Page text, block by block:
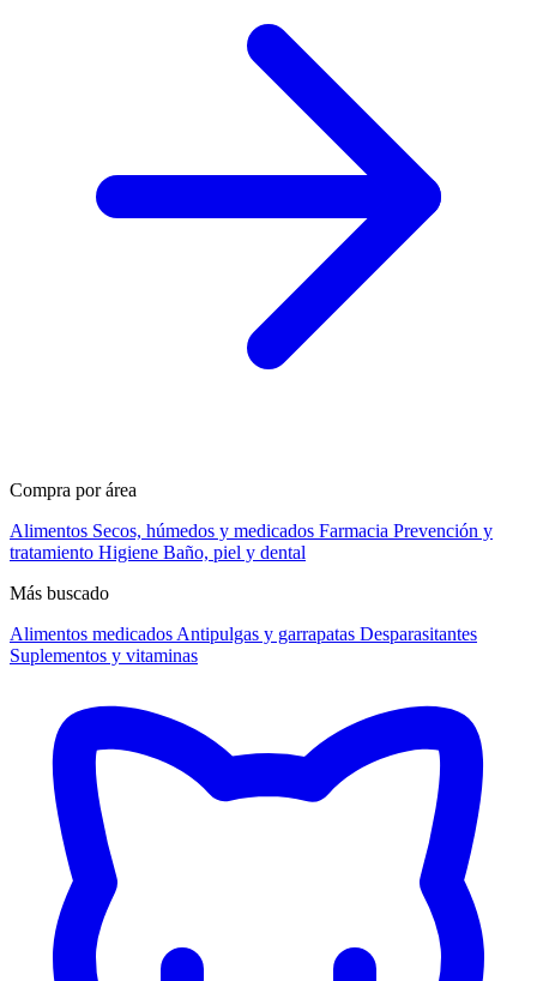
Compra por área
Alimentos Secos, húmedos y medicados Farmacia Prevención y
tratamiento Higiene Baño, piel y dental
Más buscado
Alimentos medicados Antipulgas y garrapatas Desparasitantes
Suplementos y vitaminas